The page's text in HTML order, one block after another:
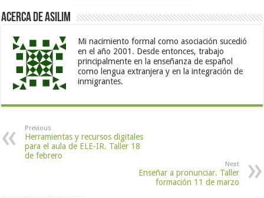
Acerca de Asilim
Mi nacimiento formal como asociación sucedió
en el año 2001. Desde entonces, trabajo
principalmente en la enseñanza de español
como lengua extranjera y en la integración de
inmigrantes.
Previous
Herramientas y recursos digitales
para el aula de ELE-IR. Taller 18
de febrero
Next
Enseñar a pronunciar. Taller
formación 11 de marzo